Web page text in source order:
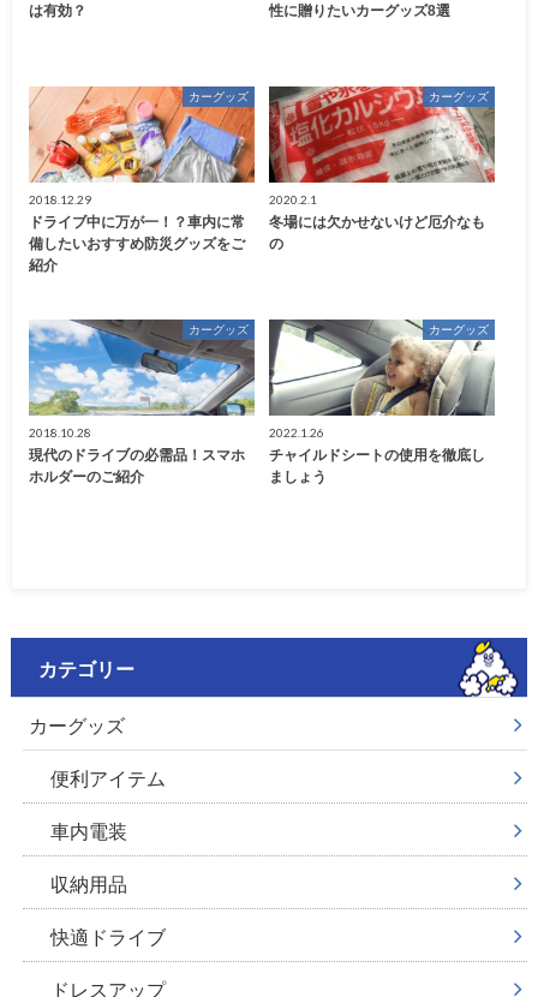
は有効？
性に贈りたいカーグッズ8選
カーグッズ
2018.12.29
ドライブ中に万が一！？車内に常
備したいおすすめ防災グッズをご
紹介
カーグッズ
2020.2.1
冬場には欠かせないけど厄介なも
の
カーグッズ
2018.10.28
現代のドライブの必需品！スマホ
ホルダーのご紹介
カーグッズ
2022.1.26
チャイルドシートの使用を徹底し
ましょう
カテゴリー
カーグッズ
便利アイテム
車内電装
収納用品
快適ドライブ
ドレスアップ